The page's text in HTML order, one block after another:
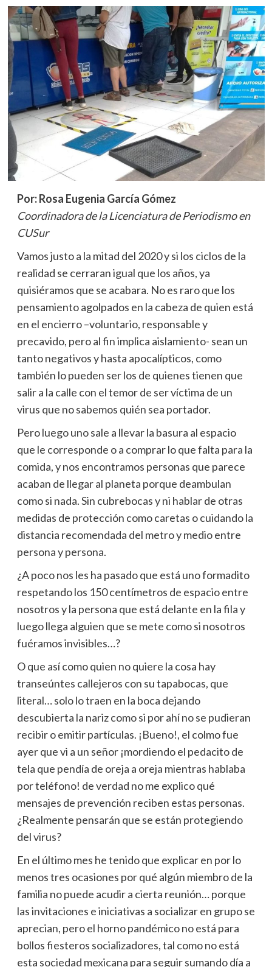
Por: Rosa Eugenia García Gómez
Coordinadora de la Licenciatura de Periodismo en
CUSur
Vamos justo a la mitad del 2020 y si los ciclos de la
realidad se cerraran igual que los años, ya
quisiéramos que se acabara. No es raro que los
pensamiento agolpados en la cabeza de quien está
en el encierro –voluntario, responsable y
precavido, pero al fin implica aislamiento- sean un
tanto negativos y hasta apocalípticos, como
también lo pueden ser los de quienes tienen que
salir a la calle con el temor de ser víctima de un
virus que no sabemos quién sea portador.
Pero luego uno sale a llevar la basura al espacio
que le corresponde o a comprar lo que falta para la
comida, y nos encontramos personas que parece
acaban de llegar al planeta porque deambulan
como si nada. Sin cubrebocas y ni hablar de otras
medidas de protección como caretas o cuidando la
distancia recomendada del metro y medio entre
persona y persona.
¿A poco nos les ha pasado que está uno formadito
respetando los 150 centímetros de espacio entre
nosotros y la persona que está delante en la fila y
luego llega alguien que se mete como si nosotros
fuéramos invisibles…?
O que así como quien no quiere la cosa hay
transeúntes callejeros con su tapabocas, que
literal… solo lo traen en la boca dejando
descubierta la nariz como si por ahí no se pudieran
recibir o emitir partículas. ¡Bueno!, el colmo fue
ayer que vi a un señor ¡mordiendo el pedacito de
tela que pendía de oreja a oreja mientras hablaba
por teléfono! de verdad no me explico qué
mensajes de prevención reciben estas personas.
¿Realmente pensarán que se están protegiendo
del virus?
En el último mes he tenido que explicar en por lo
menos tres ocasiones por qué algún miembro de la
familia no puede acudir a cierta reunión… porque
las invitaciones e iniciativas a socializar en grupo se
aprecian, pero el horno pandémico no está para
bollos fiesteros socializadores, tal como no está
esta sociedad mexicana para seguir sumando día a